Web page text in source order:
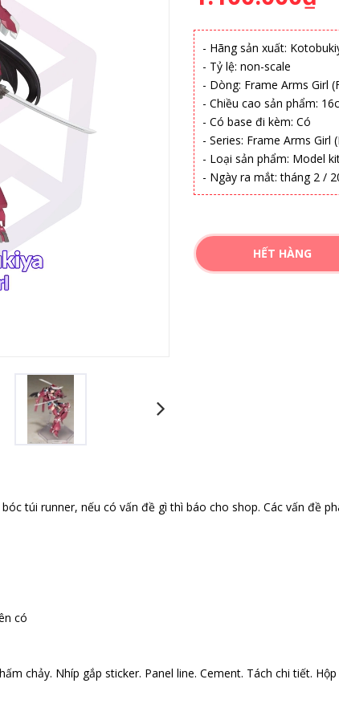
- Hãng sản xuất:
- Tỷ lệ: non-scale
- Dòng: Frame Arms Girl
- Chiều cao sản phẩm:
- Có base đi kèm: Có
- Series: Frame Arms Girl
- Loại sản phẩm: Model
- Ngày ra mắt: tháng 2 /
HẾT HÀNG
túi runner, nếu có vấn đề gì thì báo cho shop. Các vấn đề
có
chảy. Nhíp gắp sticker. Panel line. Cement. Tách chi tiết.